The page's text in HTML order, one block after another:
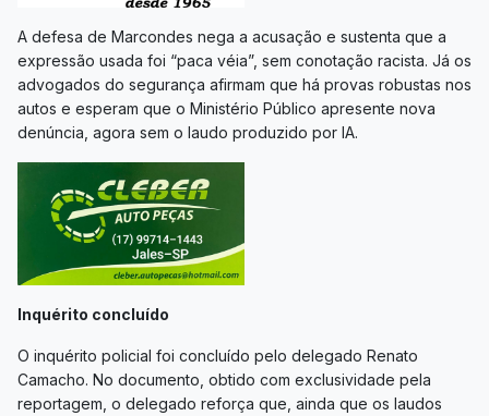
A defesa de Marcondes nega a acusação e sustenta que a
expressão usada foi “paca véia”, sem conotação racista. Já os
advogados do segurança afirmam que há provas robustas nos
autos e esperam que o Ministério Público apresente nova
denúncia, agora sem o laudo produzido por IA.
Inquérito concluído
O inquérito policial foi concluído pelo delegado Renato
Camacho. No documento, obtido com exclusividade pela
reportagem, o delegado reforça que, ainda que os laudos